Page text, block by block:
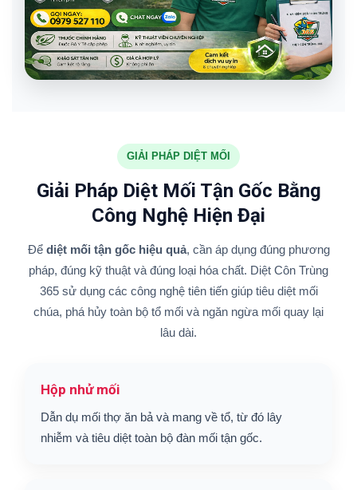
GIẢI PHÁP DIỆT MỐI
Giải Pháp Diệt Mối Tận Gốc Bằng
Công Nghệ Hiện Đại
Để diệt mối tận gốc hiệu quả, cần áp dụng đúng phương
pháp, đúng kỹ thuật và đúng loại hóa chất. Diệt Côn Trùng
365 sử dụng các công nghệ tiên tiến giúp tiêu diệt mối
chúa, phá hủy toàn bộ tổ mối và ngăn ngừa mối quay lại
lâu dài.
Hộp nhử mối
Dẫn dụ mối thợ ăn bả và mang về tổ, từ đó lây
nhiễm và tiêu diệt toàn bộ đàn mối tận gốc.